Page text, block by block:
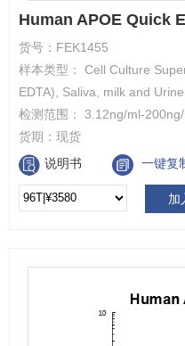
Human APOE Quick
货号： FEK1455
样本类型： Cell Culture
EDTA), Saliva, milk and Urine
检测范围： 3.12ng/ml-
货期： 现货
说明书
一键复
加